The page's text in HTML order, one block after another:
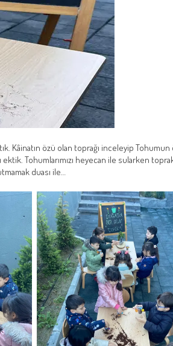
Kâinatın özü olan toprağı inceleyip
ektik. Tohumlarımızı heyecan ile sularken
duası ile…